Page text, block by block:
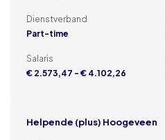
Dienstverband
Part-time
Salaris
€ 2.573,47 - € 4.102,26
Helpende (plus) Hoogeveen